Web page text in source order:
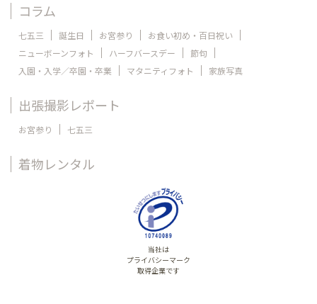
コラム
七五三 誕生日 お宮参り
お食い初め・百日祝い
ニューボーンフォト
ハーフバースデー
節句
入園・入学／卒園・卒業
マタニティフォト 家族写真
出張撮影レポート
お宮参り 七五三
着物レンタル
当社は
プライバシーマーク
取得企業です